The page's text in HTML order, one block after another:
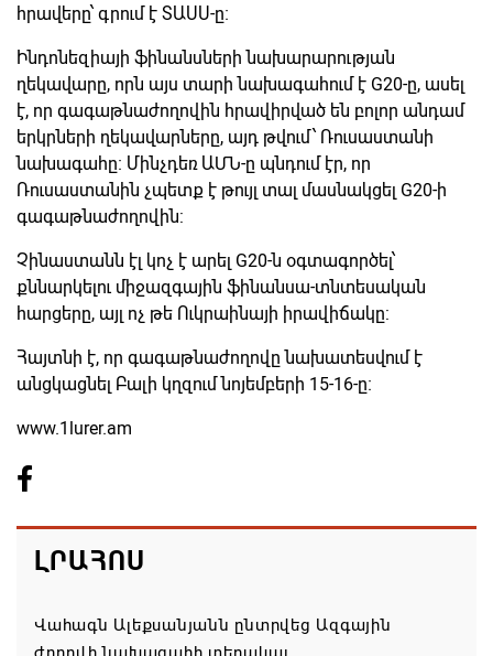
հրավերը՝ գրում է ՏԱՍՍ-ը։
Ինդոնեզիայի ֆինանսների նախարարության
ղեկավարը, որն այս տարի նախագահում է G20-ը, ասել
է, որ գագաթնաժողովին հրավիրված են բոլոր անդամ
երկրների ղեկավարները, այդ թվում՝ Ռուսաստանի
նախագահը։ Մինչդեռ ԱՄՆ-ը պնդում էր, որ
Ռուսաստանին չպետք է թույլ տալ մասնակցել G20-ի
գագաթնաժողովին:
Չինաստանն էլ կոչ է արել G20-ն օգտագործել՝
քննարկելու միջազգային ֆինանսա-տնտեսական
հարցերը, այլ ոչ թե Ուկրաինայի իրավիճակը:
Հայտնի է, որ գագաթնաժողովը նախատեսվում է
անցկացնել Բալի կղզում նոյեմբերի 15-16-ը։
www.1lurer.am
ԼՐԱՀՈՍ
Վահագն Ալեքսանյանն ընտրվեց Ազգային